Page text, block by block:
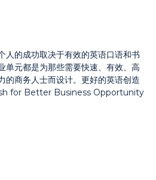
人的成功取决于有效的英语口语和书
单元都是为那些需要快速、有效、高
的商务人士而设计。更好的英语创造
for Better Business Opportunity